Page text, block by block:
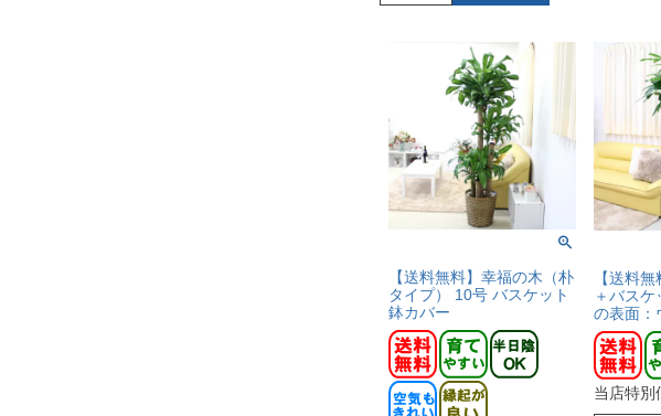
【送料無料】幸福の木（朴
タイプ） 10号 バスケット
鉢カバー
【送料
＋バス
の表面：
当店特別